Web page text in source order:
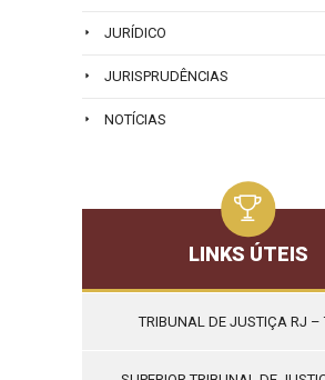
JURÍDICO
JURISPRUDÊNCIAS
NOTÍCIAS
LINKS ÚTEIS
TRIBUNAL DE JUSTIÇA RJ –